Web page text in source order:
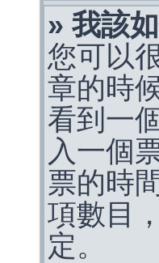
» 我該
您可以
章的時
看到一
入一個
票的時
項數目
定。